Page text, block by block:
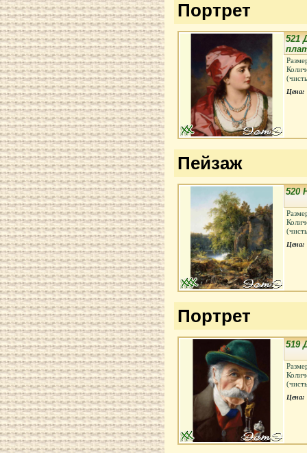
Портрет
521
Цена:
Пейзаж
520
Цена:
Портрет
519
Цена: